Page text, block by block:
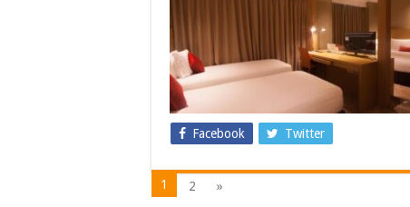
Facebook Twitter
1 2 »